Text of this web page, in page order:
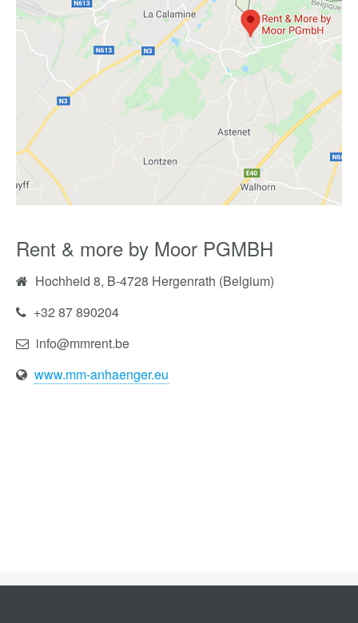
Rent & more by Moor PGMBH
Hochheid 8, B-4728 Hergenrath (Belgium)
+32 87 890204
info@mmrent.be
www.mm-anhaenger.eu